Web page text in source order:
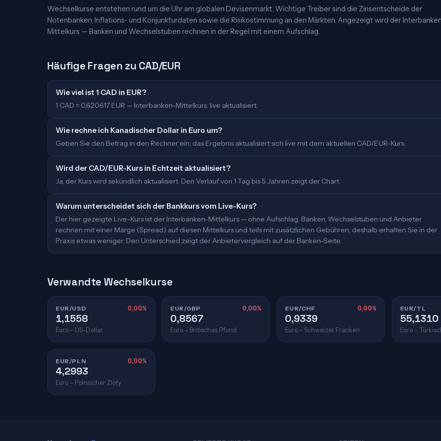
Wechselkurse entstehen rund um die Uhr am globalen Devisenmarkt. Wichtige Treiber sind die Zinsentscheide der
Notenbanken, Inflations- und Konjunkturdaten sowie die Risikostimmung an den Märkten. Angezeigt wird der
Mittelkurs — Banken und Wechselstuben rechnen in der Regel mit einem Aufschlag.
Häufige Fragen zu CAD/EUR
Wie viel ist 1 CAD in EUR?
1 CAD = 0,620617 EUR — Interbanken-Mittelkurs, live aktualisiert.
Wie rechne ich Kanadischer Dollar in Euro um?
Geben Sie den Betrag in den Rechner ein; das Ergebnis aktualisiert sich live mit dem aktuellen CAD/EUR-Kurs.
Wird der CAD/EUR-Kurs in Echtzeit aktualisiert?
Ja, der Kurs wird sekündlich aktualisiert. Den Verlauf von 1 Tag bis 5 Jahren zeigt der Chart.
Warum unterscheidet sich der Bankkurs vom Live-Kurs?
Der hier gezeigte Live-Kurs ist der Interbanken-Mittelkurs — ohne Aufschlag. Banken, Wechselstuben und Anbieter
rechnen mit einer Marge (Spread) auf diesen Mittelkurs und teils mit zusätzlichen Gebühren; deshalb erhalten Sie in der
Praxis etwas weniger. Den Unterschied zeigt der Anbietervergleich auf der Banken-Seite.
Verwandte Wechselkurse
EUR/USD 0,00%
1,1558
Euro – US-Dollar
EUR/GBP 0,00%
0,8567
Euro – Britisches Pfund
EUR/CHF 0,00%
0,9339
Euro – Schweizer Franken
EUR/TL
55,1310
Euro –
EUR/PLN 0,00%
4,2993
Euro – Polnischer Zloty